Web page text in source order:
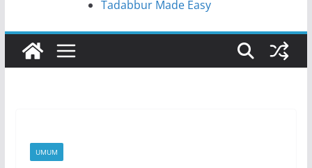
Tadabbur Made Easy
UMUM